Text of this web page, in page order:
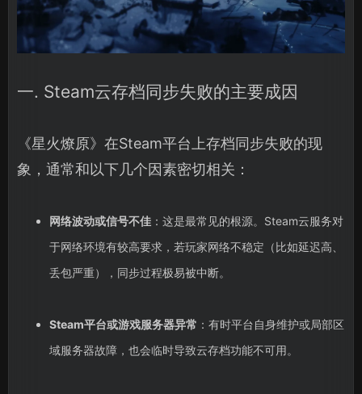
一. Steam云存档同步失败的主要成因
《星火燎原》在Steam平台上存档同步失败的现
象，通常和以下几个因素密切相关：
网络波动或信号不佳：这是最常见的根源。Steam云服务对
于网络环境有较高要求，若玩家网络不稳定（比如延迟高、
丢包严重），同步过程极易被中断。
Steam平台或游戏服务器异常 ：有时平台自身维护或局部区
域服务器故障，也会临时导致云存档功能不可用。